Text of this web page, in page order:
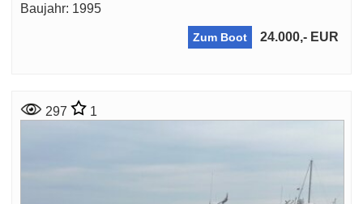
Baujahr: 1995
Zum Boot 24.000,- EUR
297 1